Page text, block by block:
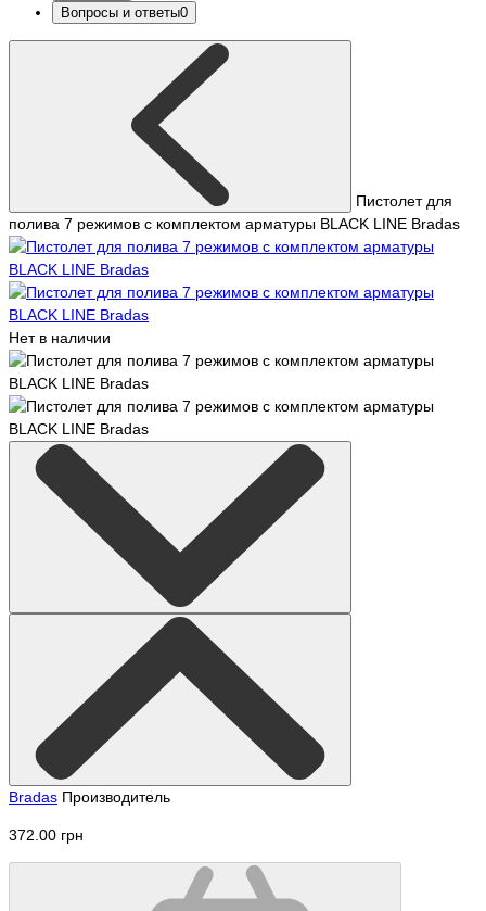
Вопросы и ответы0
Пистолет для
полива 7 режимов с комплектом арматуры BLACK LINE Bradas
Нет в наличии
Bradas Производитель
372.00 грн